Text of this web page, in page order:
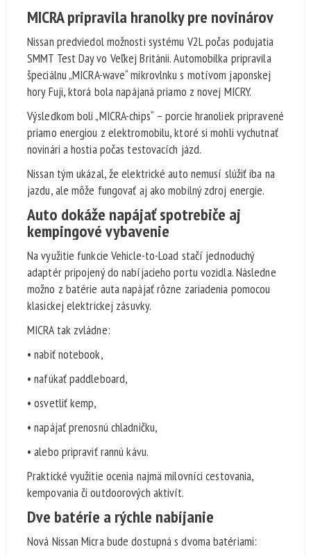
MICRA pripravila hranolky pre novinárov
Nissan predviedol možnosti systému V2L počas podujatia
SMMT Test Day vo Veľkej Británii. Automobilka pripravila
špeciálnu „MICRA-wave“ mikrovlnku s motívom japonskej
hory Fuji, ktorá bola napájaná priamo z novej MICRY.
Výsledkom boli „MICRA-chips“ – porcie hranoliek pripravené
priamo energiou z elektromobilu, ktoré si mohli vychutnať
novinári a hostia počas testovacích jázd.
Nissan tým ukázal, že elektrické auto nemusí slúžiť iba na
jazdu, ale môže fungovať aj ako mobilný zdroj energie.
Auto dokáže napájať spotrebiče aj
kempingové vybavenie
Na využitie funkcie Vehicle-to-Load stačí jednoduchý
adaptér pripojený do nabíjacieho portu vozidla. Následne
možno z batérie auta napájať rôzne zariadenia pomocou
klasickej elektrickej zásuvky.
MICRA tak zvládne:
• nabiť notebook,
• nafúkať paddleboard,
• osvetliť kemp,
• napájať prenosnú chladničku,
• alebo pripraviť rannú kávu.
Praktické využitie ocenia najmä milovníci cestovania,
kempovania či outdoorových aktivít.
Dve batérie a rýchle nabíjanie
Nová Nissan Micra bude dostupná s dvoma batériami: